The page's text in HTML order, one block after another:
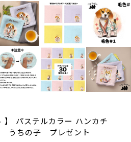
】 パステルカラー ハンカチ
ちの子 プレゼント